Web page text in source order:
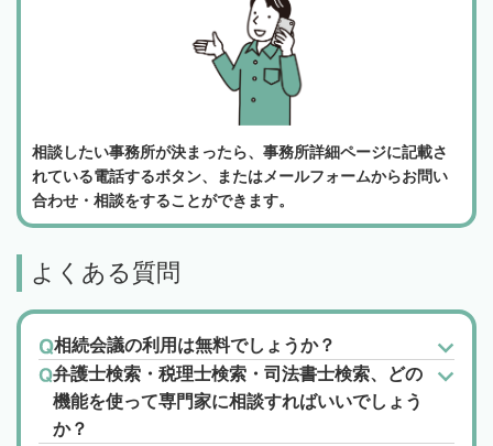
相談したい事務所が決まったら、事務所詳細ページに記載さ
れている電話するボタン、またはメールフォームからお問い
合わせ・相談をすることができます。
よくある質問
相続会議の利用は無料でしょうか？
弁護士検索・税理士検索・司法書士検索、どの
機能を使って専門家に相談すればいいでしょう
か？